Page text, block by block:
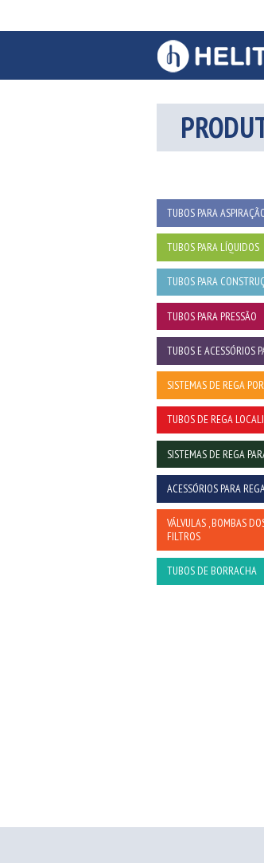
TUBOS PARA
TUBOS PARA LÍQUIDOS
TUBOS PARA
TUBOS PARA PRESSÃO
TUBOS E ACESSÓRIOS
SISTEMAS DE REGA
TUBOS DE REGA
SISTEMAS DE REGA
ACESSÓRIOS PARA
VÁLVULAS , BOMBAS
FILTROS
TUBOS DE BORRACHA